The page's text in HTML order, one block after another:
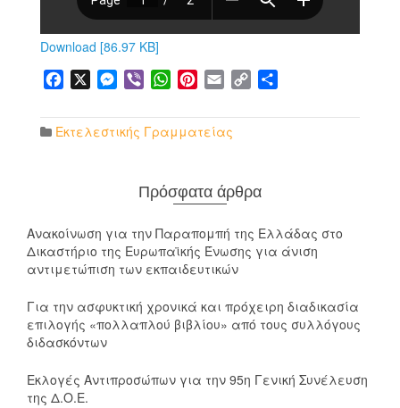
Download [86.97 KB]
Facebook Messenger
Viber WhatsApp
Pinterest
Email Copy
Εκτελεστικής Γραμματείας
Πρόσφατα άρθρα
Ανακοίνωση για την Παραπομπή της Ελλάδας στο
Δικαστήριο της Ευρωπαϊκής Ένωσης για άνιση
αντιμετώπιση των εκπαιδευτικών
Για την ασφυκτική χρονικά και πρόχειρη διαδικασία
επιλογής «πολλαπλού βιβλίου» από τους συλλόγους
διδασκόντων
Εκλογές Αντιπροσώπων για την 95η Γενική Συνέλευση
της Δ.Ο.Ε.